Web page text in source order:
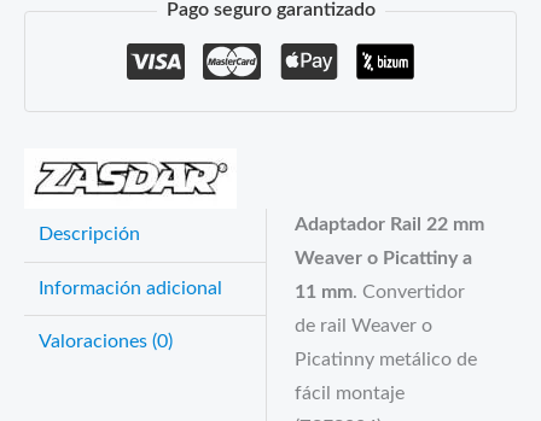
Pago seguro garantizado
Descripción
Información adicional
Valoraciones (0)
Adaptador Rail 22 mm
Weaver o Picattiny a
11 mm. Convertidor
de rail Weaver o
Picatinny metálico de
fácil montaje